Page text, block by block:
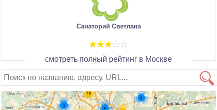
Санаторий Светлана
смотреть полный рейтинг в Москве